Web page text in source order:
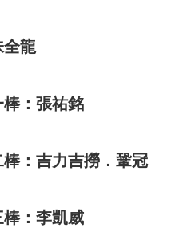
全龍
棒：張祐銘
棒：吉力吉撈．鞏冠
棒：李凱威